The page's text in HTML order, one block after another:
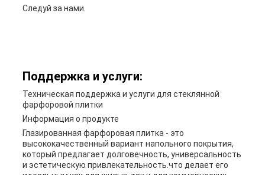
Следуй за нами.
Поддержка и услуги:
Техническая поддержка и услуги для стеклянной
фарфоровой плитки
Информация о продукте
Глазированная фарфоровая плитка - это
высококачественный вариант напольного покрытия,
который предлагает долговечность, универсальность
и эстетическую привлекательность.что делает его